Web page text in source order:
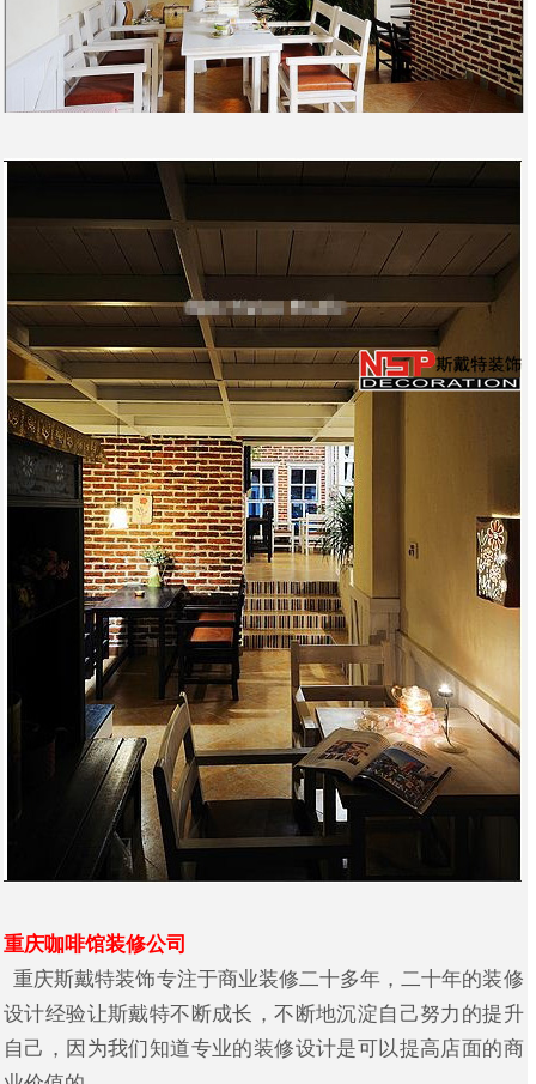
重庆咖啡馆装修公司
重庆斯戴特装饰专注于商业装修二十多年，二十年的装修
设计经验让斯戴特不断成长，不断地沉淀自己努力的提升
自己，因为我们知道专业的装修设计是可以提高店面的商